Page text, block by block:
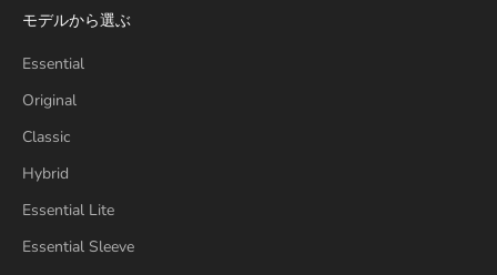
モデルから選ぶ
Essential
Original
Classic
Hybrid
Essential Lite
Essential Sleeve